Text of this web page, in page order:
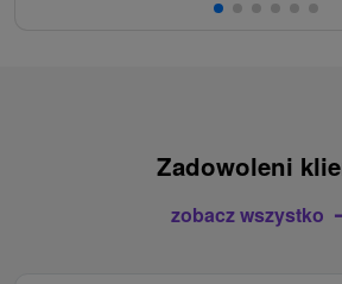
Zadowoleni
zobacz wszystko